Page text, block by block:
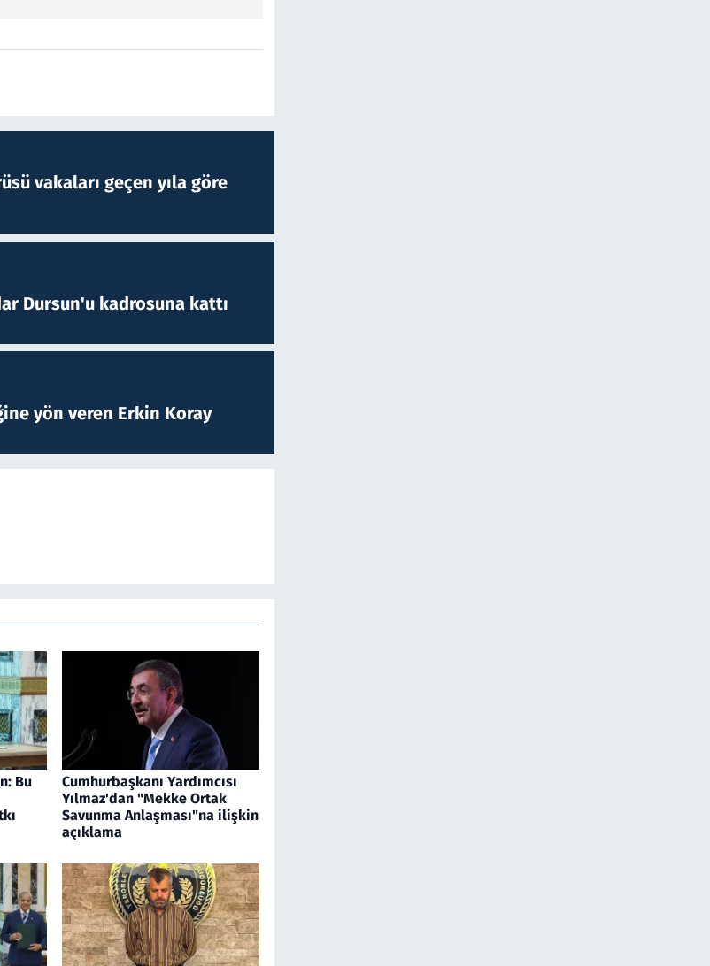
vakaları geçen yıla göre
Dursun'u kadrosuna kattı
yön veren Erkin Koray
Bu
Cumhurbaşkanı Yardımcısı
Yılmaz'dan "Mekke Ortak
Savunma Anlaşması"na ilişkin
açıklama